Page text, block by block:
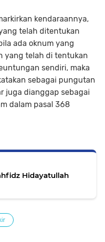
kendaraannya,
telah ditentukan
ada oknum yang
yang telah di tentukan
sendiri, maka
sebagai pungutan
juga dianggap sebagai
dalam pasal 368
Hidayatullah